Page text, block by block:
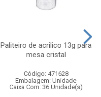
Paliteiro de acrilico 13g para
mesa cristal
Código: 471628
Embalagem: Unidade
Caixa Com: 36 Unidade(s)